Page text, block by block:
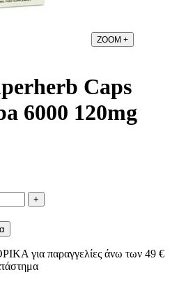
ZOOM +
Caps
6000 120mg
+
για παραγγελίες άνω των 49 €